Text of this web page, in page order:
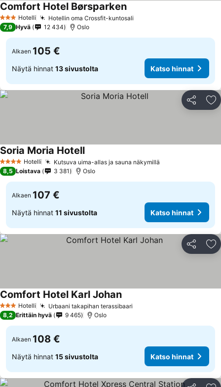
3 Tähtiluokitus
Hotelli Hotellin oma Crossfit-kuntosali
Comfort Hotel Børsparken
7,9 Hyvä 12 434 Oslo
Alkaen 105 €
Näytä hinnat 13 sivustolta Katso hinnat
Jaa
4 Tähtiluokitus
Hotelli Kutsuva uima-allas ja sauna näkymillä
Soria Moria Hotell
8,5 Loistava 3 381 Oslo
Alkaen 107 €
Näytä hinnat 11 sivustolta Katso hinnat
Jaa
3 Tähtiluokitus
Hotelli Urbaani takapihan terassibaari
Comfort Hotel Karl Johan
8,2 Erittäin hyvä 9 465 Oslo
Alkaen 108 €
Näytä hinnat 15 sivustolta Katso hinnat